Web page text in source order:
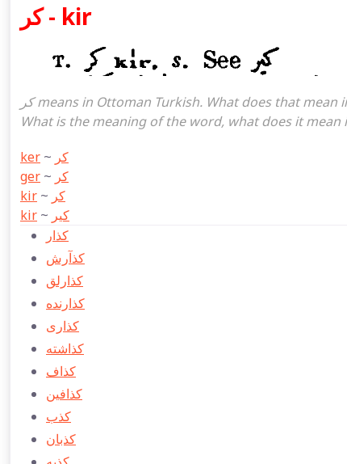
كر - kir
كر means in Ottoman Turkish. What does that mean in the Ottoman language كر. كر attoman turkish I mean, كر
ker ~ كر
ger ~ كر
kir ~ كر
kir ~ كیر
كذار
كذآرش
كذارلق
كذارنده
كذاری
كذاشته
ِكذاف
كذافین
كذب
كذبان